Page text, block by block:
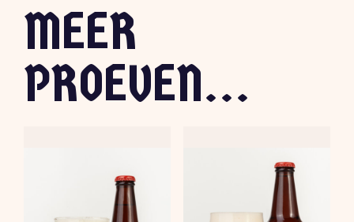
MEER
PROEVEN...